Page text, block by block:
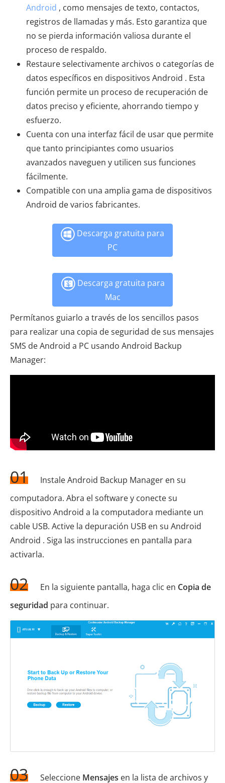
Android , como mensajes de texto, contactos,
registros de llamadas y más. Esto garantiza que
no se pierda información valiosa durante el
proceso de respaldo.
Restaure selectivamente archivos o categorías de
datos específicos en dispositivos Android . Esta
función permite un proceso de recuperación de
datos preciso y eficiente, ahorrando tiempo y
esfuerzo.
Cuenta con una interfaz fácil de usar que permite
que tanto principiantes como usuarios
avanzados naveguen y utilicen sus funciones
fácilmente.
Compatible con una amplia gama de dispositivos
Android de varios fabricantes.
Descarga gratuita para
PC
Descarga gratuita para
Mac
Permítanos guiarlo a través de los sencillos pasos
para realizar una copia de seguridad de sus mensajes
SMS de Android a PC usando Android Backup
Manager:
01
Instale Android Backup Manager en su
computadora. Abra el software y conecte su
dispositivo Android a la computadora mediante un
cable USB. Active la depuración USB en su Android
Android . Siga las instrucciones en pantalla para
activarla.
02 En la siguiente pantalla, haga clic en Copia de
seguridad para continuar.
03 Seleccione Mensajes en la lista de archivos y